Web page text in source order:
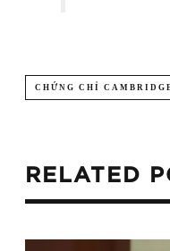
CHỨNG CHỈ
RELATED